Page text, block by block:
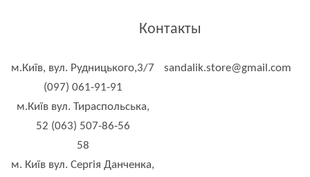
Контакты
м.Київ, вул. Рудницького,3/7
(097) 061-91-91
м.Київ вул. Тираспольська,
52 (063) 507-86-56
58
м. Київ вул. Сергія Данченка,
sandalik.store@gmail.com